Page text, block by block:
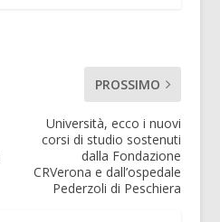
PROSSIMO
Università, ecco i nuovi
corsi di studio sostenuti
dalla Fondazione
CRVerona e dall’ospedale
Pederzoli di Peschiera